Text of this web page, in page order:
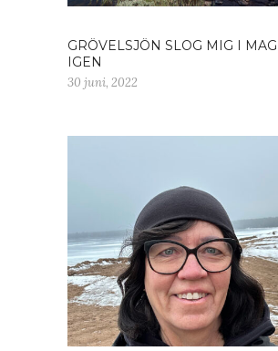
GRÖVELSJÖN SLOG MIG I
IGEN
30 juni, 2022